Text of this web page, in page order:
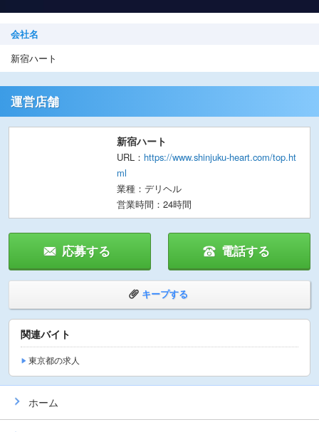
会社名
新宿ハート
運営店舗
新宿ハート
URL： https://www.shinjuku-heart.com/top.ht
ml
業種：デリヘル
営業時間：24時間
応募する 電話する
キープする
関連バイト
東京都の求人
ホーム